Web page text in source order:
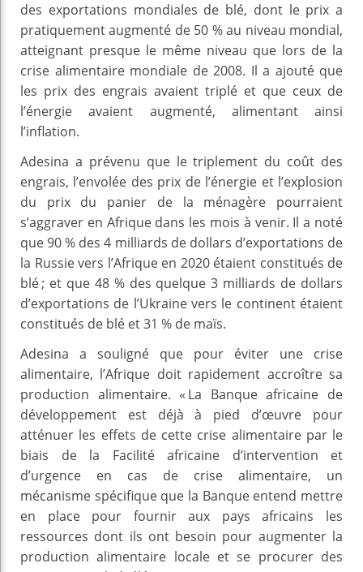
des exportations mondiales de blé, dont le prix a
pratiquement augmenté de 50 % au niveau mondial,
atteignant presque le même niveau que lors de la
crise alimentaire mondiale de 2008. Il a ajouté que
les prix des engrais avaient triplé et que ceux de
l’énergie avaient augmenté, alimentant ainsi
l’inflation.
Adesina a prévenu que le triplement du coût des
engrais, l’envolée des prix de l’énergie et l’explosion
du prix du panier de la ménagère pourraient
s’aggraver en Afrique dans les mois à venir. Il a noté
que 90 % des 4 milliards de dollars d’exportations de
la Russie vers l’Afrique en 2020 étaient constitués de
blé ; et que 48 % des quelque 3 milliards de dollars
d’exportations de l’Ukraine vers le continent étaient
constitués de blé et 31 % de maïs.
Adesina a souligné que pour éviter une crise
alimentaire, l’Afrique doit rapidement accroître sa
production alimentaire. « La Banque africaine de
développement est déjà à pied d’œuvre pour
atténuer les effets de cette crise alimentaire par le
biais de la Facilité africaine d’intervention et
d’urgence en cas de crise alimentaire, un
mécanisme spécifique que la Banque entend mettre
en place pour fournir aux pays africains les
ressources dont ils ont besoin pour augmenter la
production alimentaire locale et se procurer des